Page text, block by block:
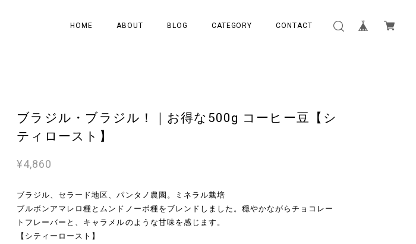
HOME ABOUT BLOG CATEGORY CONTACT
ブラジル・ブラジル！｜お得な500g コーヒー豆【シ
ティロースト】
¥4,860
ブラジル、セラード地区、パンタノ農園。ミネラル栽培
ブルボンアマレロ種とムンドノーボ種をブレンドしました。穏やかながらチョコレー
トフレーバーと、キャラメルのような甘味を感じます。
【シティーロースト】